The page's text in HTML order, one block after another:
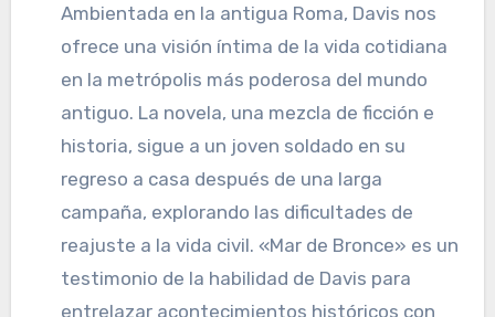
Ambientada en la antigua Roma, Davis nos
ofrece una visión íntima de la vida cotidiana
en la metrópolis más poderosa del mundo
antiguo. La novela, una mezcla de ficción e
historia, sigue a un joven soldado en su
regreso a casa después de una larga
campaña, explorando las dificultades de
reajuste a la vida civil. «Mar de Bronce» es un
testimonio de la habilidad de Davis para
entrelazar acontecimientos históricos con